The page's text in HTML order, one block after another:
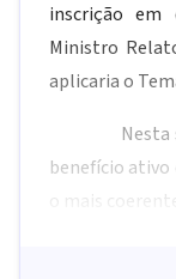
inscrição
Ministro
aplicaria o
Nesta
benefício ativo
o mais